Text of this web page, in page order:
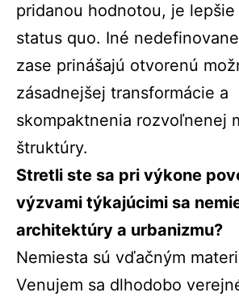
pridanou hodnotou, je
status quo. Iné
zase prinášajú otvorenú
zásadnejšej transformácie a
skompaktnenia rozvoľnenej
štruktúry.
Stretli ste sa pri výkone
výzvami týkajúcimi sa
architektúry a urbanizmu?
Nemiesta sú vďačným
Venujem sa dlhodobo